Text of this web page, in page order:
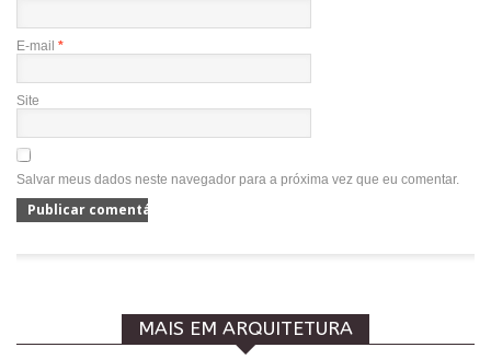
E-mail *
Site
Salvar meus dados neste navegador para a próxima vez que eu comentar.
MAIS EM ARQUITETURA